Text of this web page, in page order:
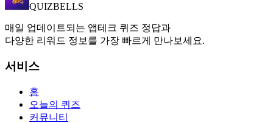
QUIZBELLS
매일 업데이트되는 앱테크 퀴즈 정답과
다양한 리워드 정보를 가장 빠르게 만나보세요.
서비스
홈
오늘의 퀴즈
커뮤니티